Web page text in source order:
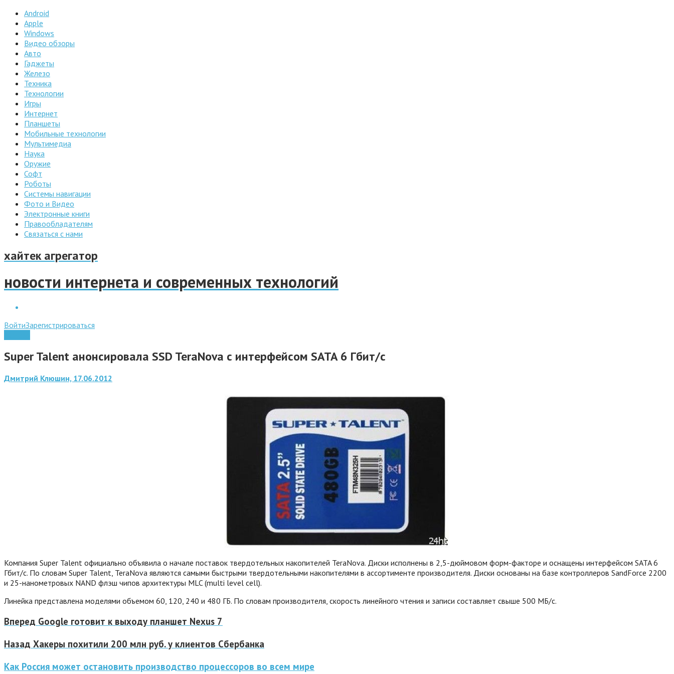
Android
Apple
Windows
Видео обзоры
Авто
Гаджеты
Железо
Техника
Технологии
Игры
Интернет
Планшеты
Мобильные технологии
Мультимедиа
Наука
Оружие
Софт
Роботы
Системы навигации
Фото и Видео
Электронные книги
Правообладателям
Связаться с нами
хайтек агрегатор
новости интернета и современных технологий
ВойтиЗарегистрироваться
Super Talent анонсировала SSD TeraNova с интерфейсом SATA 6 Гбит/с
Дмитрий Клюшин, 17.06.2012
Компания Super Talent официально объявила о начале поставок твердотельных накопителей TeraNova. Диски исполнены в 2,5-дюймовом форм-факторе и оснащены интерфейсом SATA 6
Гбит/с. По словам Super Talent, TeraNova являются самыми быстрыми твердотельными накопителями в ассортименте производителя. Диски основаны на базе контроллеров SandForce 2200
и 25-нанометровых NAND флэш чипов архитектуры MLC (multi level cell).
Линейка представлена моделями объемом 60, 120, 240 и 480 ГБ. По словам производителя, скорость линейного чтения и записи составляет свыше 500 МБ/с.
Вперед Google готовит к выходу планшет Nexus 7
Назад Хакеры похитили 200 млн руб. у клиентов Сбербанка
Как Россия может остановить производство процессоров во всем мире